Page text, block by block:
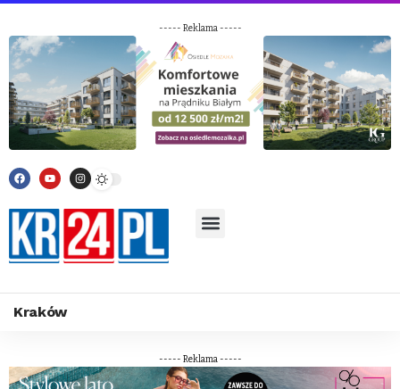
----- Reklama -----
Kraków
----- Reklama -----